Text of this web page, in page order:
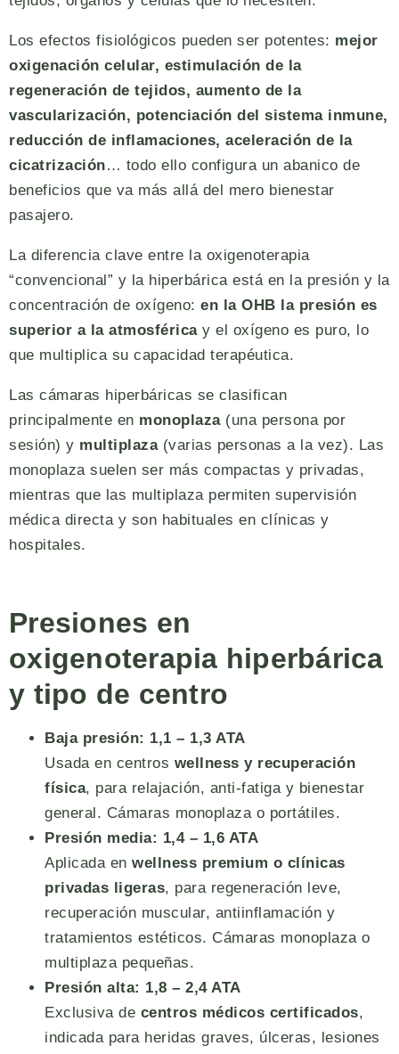
Los efectos fisiológicos pueden ser potentes: mejor
oxigenación celular, estimulación de la
regeneración de tejidos, aumento de la
vascularización, potenciación del sistema inmune,
reducción de inflamaciones, aceleración de la
cicatrización… todo ello configura un abanico de
beneficios que va más allá del mero bienestar
pasajero.
La diferencia clave entre la oxigenoterapia
“convencional” y la hiperbárica está en la presión y la
concentración de oxígeno: en la OHB la presión es
superior a la atmosféricay el oxígeno es puro, lo
que multiplica su capacidad terapéutica.
Las cámaras hiperbáricas se clasifican
principalmente en monoplaza(una persona por
sesión) y multiplaza(varias personas a la vez). Las
monoplaza suelen ser más compactas y privadas,
mientras que las multiplaza permiten supervisión
médica directa y son habituales en clínicas y
hospitales.
Presiones en
oxigenoterapia hiperbárica
y tipo de centro
Baja presión: 1,1 – 1,3 ATA
Usada en centros wellness y recuperación
física, para relajación, anti-fatiga y bienestar
general. Cámaras monoplaza o portátiles.
Presión media: 1,4 – 1,6 ATA
Aplicada en wellness premium o clínicas
privadas ligeras, para regeneración leve,
recuperación muscular, antiinflamación y
tratamientos estéticos. Cámaras monoplaza o
multiplaza pequeñas.
Presión alta: 1,8 – 2,4 ATA
Exclusiva de centros médicos certificados,
indicada para heridas graves, úlceras, lesiones